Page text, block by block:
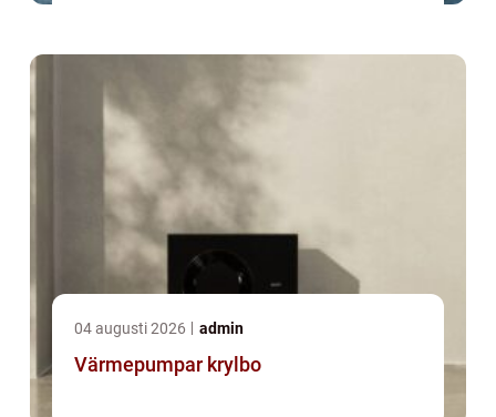
04 augusti 2026 admin
Värmepumpar krylbo